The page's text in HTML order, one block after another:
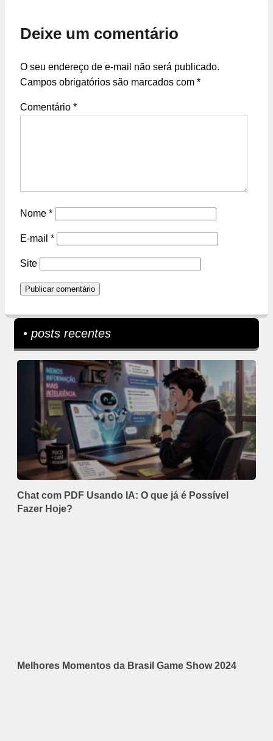
Deixe um comentário
O seu endereço de e-mail não será publicado.
Campos obrigatórios são marcados com *
Comentário *
Nome *
E-mail *
Site
• posts recentes
Chat com PDF Usando IA: O que já é Possível
Fazer Hoje?
Melhores Momentos da Brasil Game Show 2024